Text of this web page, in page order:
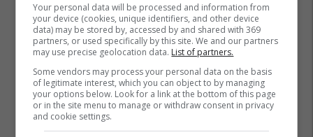
Your personal data will be processed and information from
your device (cookies, unique identifiers, and other device
data) may be stored by, accessed by and shared with 369
partners, or used specifically by this site. We and our partners
may use precise geolocation data. List of partners.
Some vendors may process your personal data on the basis
of legitimate interest, which you can object to by managing
your options below. Look for a link at the bottom of this page
or in the site menu to manage or withdraw consent in privacy
and cookie settings.